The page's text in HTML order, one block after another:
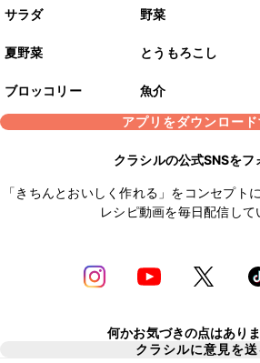
サラダ 野菜
夏野菜 とうもろこし
ブロッコリー 魚介
アプリをダウンロード
クラシルの公式SNSをフ
「きちんとおいしく作れる」をコンセプト
レシピ動画を毎日配信して
何かお気づきの点はあり
クラシルに意見を送